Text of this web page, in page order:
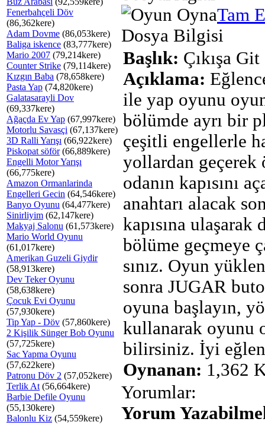
Fenerbahçeli Döv
(86,362kere)
Adam Dovme (86,053kere)
Baliga iskence (83,777kere)
Mario 2007 (79,214kere)
Counter Strike (79,114kere)
Kızgın Baba (78,658kere)
Pasta Yap (74,820kere)
Galatasarayli Dov
(69,337kere)
Ağaçda Ev Yap (67,997kere)
Motorlu Savasçi (67,137kere)
3D Ralli Yarışı (66,922kere)
Piskopat söför(66,889kere)
Engelli Motor Yarışı
(66,775kere)
Amazon Ormanlarinda
Engelleri Gecin (64,546kere)
Banyo Oyunu (64,477kere)
Sinirliyim (62,147kere)
Makyaj Salonu (61,573kere)
Mario World Oyunu
(61,017kere)
Amerikan Guzeli Giydir
(58,913kere)
Dev Teker Oyunu
(58,638kere)
Çocuk Evi Oyunu
(57,930kere)
Tip Yap - Döv (57,860kere)
2 Kişilik Sünger Bob Oyunu
(57,725kere)
Sac Yapma Oyunu
(57,622kere)
Patronu Döv 2 (57,052kere)
Terlik At (56,664kere)
Barbie Defile Oyunu
(55,130kere)
Balonlu Kiz (54,559kere)
Tam
Dosya Bilgisi
Başlık: Çıkışa
Açıklama:
ile yap oyunu
bölümde ayrı bir
çeşitli engellerle
yollardan geçerek
odanın kapısını
anahtarı alacak
kapısına ulaşarak
bölüme geçmeye
sınız. Oyun
sonra JUGAR
oyuna başlayın,
kullanarak oyunu
bilirsiniz. İyi
Oynanan: 1,362
Yorumlar:
Yorum